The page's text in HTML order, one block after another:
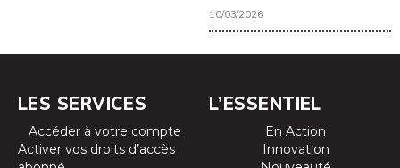
10/03/2026
LES SERVICES
Accéder à votre compte
Activer vos droits d’accès
L’ESSENTIEL
En Action
Innovation